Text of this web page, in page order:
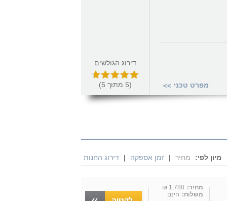
מפרט טכני >>
דירוג הגולשים
(
5 מתוך 5
)
מיון לפי: מחיר | זמן אספקה | דירוג החנות
מחיר: 1,788 ₪
משלוח: חינם